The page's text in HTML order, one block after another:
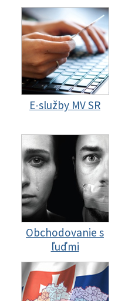
E-služby MV SR
Obchodovanie s
ľuďmi